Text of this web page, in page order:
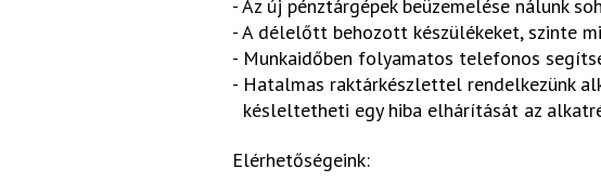
- Az új pénztárgépek beüzemelése nálunk
- A délelőtt behozott készülékeket, szinte
- Munkaidőben folyamatos telefonos
- Hatalmas raktárkészlettel rendelkezünk
késleltetheti egy hiba elhárítását az
Elérhetőségeink: